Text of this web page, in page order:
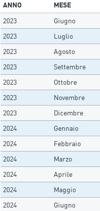
ANNO MESE
2023
Giugno
2023
Luglio
2023
Agosto
2023
Settembre
2023
Ottobre
2023
Novembre
2023
Dicembre
2024
Gennaio
2024
Febbraio
2024
Marzo
2024
Aprile
2024
Maggio
2024
Giugno